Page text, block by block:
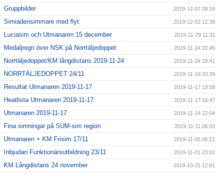
Gruppbilder 2019-12-07 08:16
Simiadensimmare med flyt 2019-12-02 12:36
Luciasim och Utmanaren 15 december 2019-11-29 11:31
Medaljregn över NSK på Norrtäljedoppet 2019-11-24 22:45
Norrtäljedoppet/KM långdistans 2019-11-24 2019-11-24 18:41
NORRTÄLJEDOPPET 24/11 2019-11-19 20:39
Resultat Utmanaren 2019-11-17 2019-11-17 19:58
Heatlista Utmanaren 2019-11-17 2019-11-17 16:47
Utmanaren 2019-11-17 2019-11-14 22:04
Fina simningar på SUM-sim region 2019-11-11 06:03
Utmanaren + KM Frisim 17/11 2019-11-05 06:21
Inbjudan Funktionärsutbildning 23/11 2019-11-01 23:02
KM Långdistans 24 november 2019-10-31 12:01